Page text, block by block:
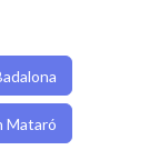
Mataró